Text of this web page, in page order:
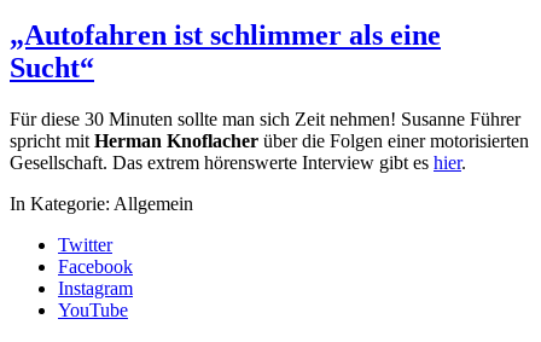
„Autofahren ist schlimmer als eine
Sucht“
Für diese 30 Minuten sollte man sich Zeit nehmen! Susanne Führer
spricht mit Herman Knoflacher über die Folgen einer motorisierten
Gesellschaft. Das extrem hörenswerte Interview gibt es hier.
In Kategorie: Allgemein
Twitter
Facebook
Instagram
YouTube